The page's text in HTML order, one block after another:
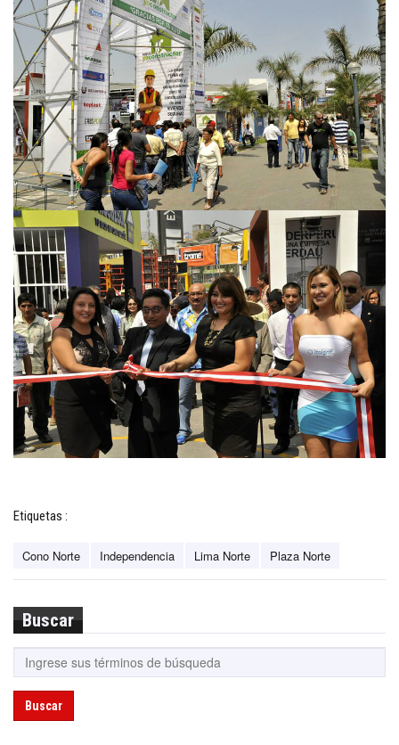
Etiquetas :
Cono Norte Independencia Lima Norte Plaza Norte
Buscar
Buscar